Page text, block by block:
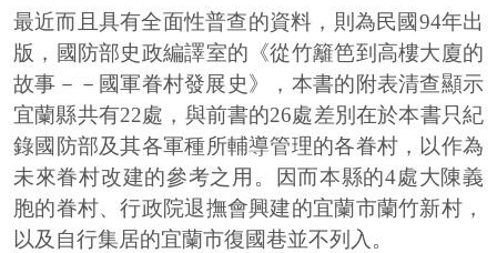
最近而且具有全面性普查的資料，則為民國94年出
版，國防部史政編譯室的《從竹籬笆到高樓大廈的
故事－－國軍眷村發展史》，本書的附表清查顯示
宜蘭縣共有22處，與前書的26處差別在於本書只紀
錄國防部及其各軍種所輔導管理的各眷村，以作為
未來眷村改建的參考之用。因而本縣的4處大陳義
胞的眷村、行政院退撫會興建的宜蘭市蘭竹新村，
以及自行集居的宜蘭市復國巷並不列入。